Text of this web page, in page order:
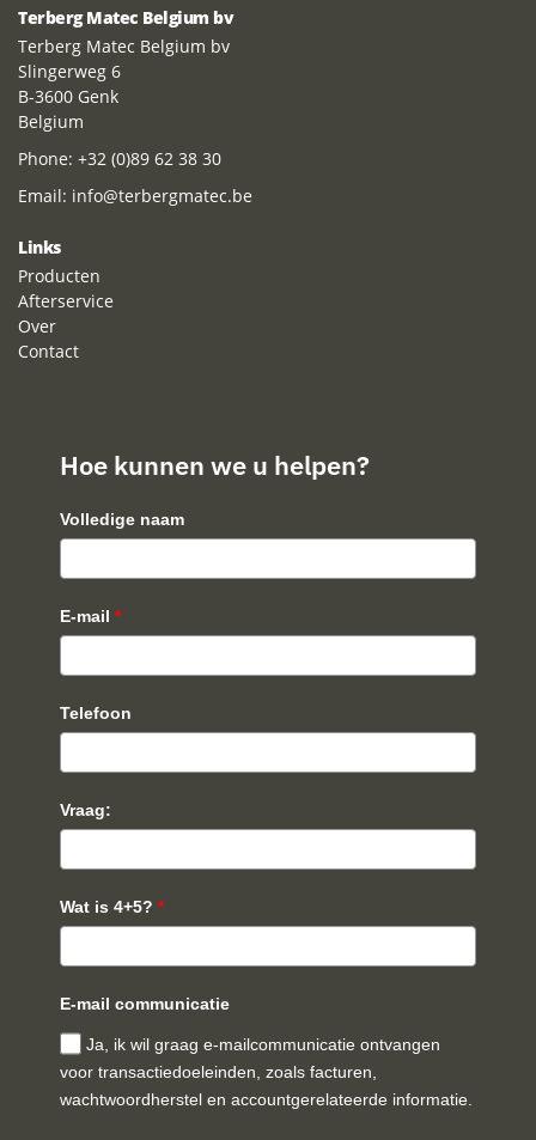
Terberg Matec Belgium bv
Terberg Matec Belgium bv
Slingerweg 6
B-3600 Genk
Belgium
Phone: +32 (0)89 62 38 30
Email: info@terbergmatec.be
Links
Producten
Afterservice
Over
Contact
Hoe kunnen we u helpen?
Volledige naam
E-mail *
Telefoon
Vraag:
Wat is 4+5? *
E-mail communicatie
Ja, ik wil graag e-mailcommunicatie ontvangen
voor transactiedoeleinden, zoals facturen,
wachtwoordherstel en accountgerelateerde informatie.